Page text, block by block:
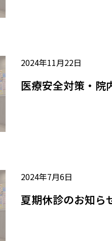
2024年11月22日
医療安全対策・院
2024年7月6日
夏期休診のお知ら